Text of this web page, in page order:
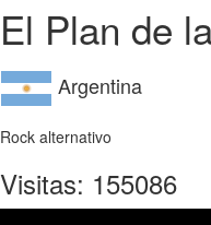
El Plan de
Argentina
Rock alternativo
Visitas: 155086